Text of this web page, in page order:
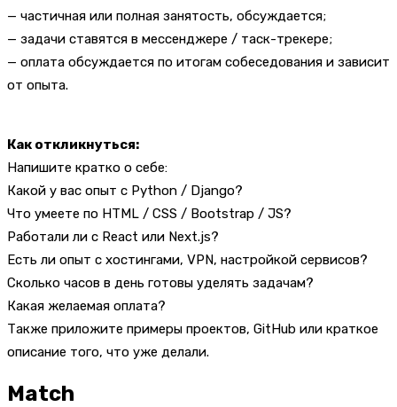
— частичная или полная занятость, обсуждается;
— задачи ставятся в мессенджере / таск-трекере;
— оплата обсуждается по итогам собеседования и зависит
от опыта.
Как откликнуться:
Напишите кратко о себе:
Какой у вас опыт с Python / Django?
Что умеете по HTML / CSS / Bootstrap / JS?
Работали ли с React или Next.js?
Есть ли опыт с хостингами, VPN, настройкой сервисов?
Сколько часов в день готовы уделять задачам?
Какая желаемая оплата?
Также приложите примеры проектов, GitHub или краткое
описание того, что уже делали.
Match